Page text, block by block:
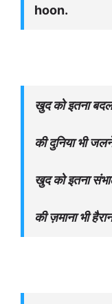
hoon.
खुद को इतना
की दुनिया भी
खुद को इतना
की ज़माना भी